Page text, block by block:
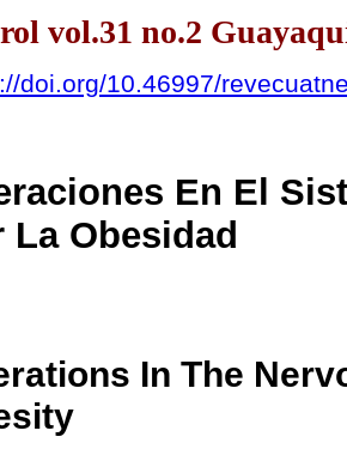
vol.31 no.2
doi.org/10.46997/
En El
La Obesidad
In The